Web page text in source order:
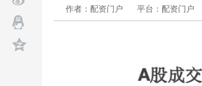
作者：配资门户 平台：配资门户